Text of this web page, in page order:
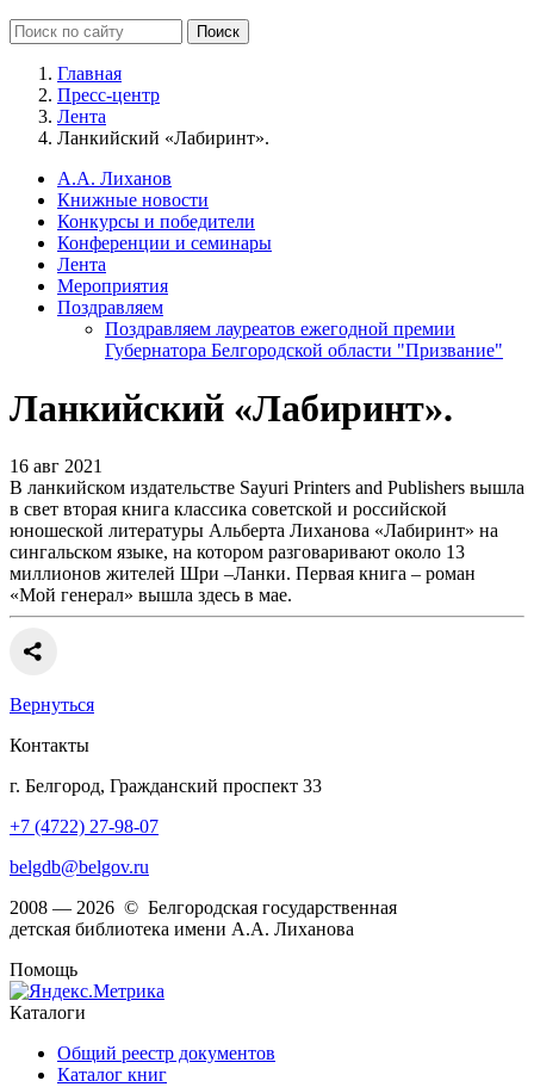
Главная
Пресс-центр
Лента
Ланкийский «Лабиринт».
А.А. Лиханов
Книжные новости
Конкурсы и победители
Конференции и семинары
Лента
Мероприятия
Поздравляем
Поздравляем лауреатов ежегодной премии
Губернатора Белгородской области "Призвание"
Ланкийский «Лабиринт».
16 авг 2021
В ланкийском издательстве Sayuri Printers and Publishers вышла
в свет вторая книга классика советской и российской
юношеской литературы Альберта Лиханова «Лабиринт» на
сингальском языке, на котором разговаривают около 13
миллионов жителей Шри –Ланки. Первая книга – роман
«Мой генерал» вышла здесь в мае.
Вернуться
Контакты
г. Белгород, Гражданский проспект 33
+7 (4722) 27-98-07
belgdb@belgov.ru
2008 — 2026 © Белгородская государственная
детская библиотека имени А.А. Лиханова
Помощь
Каталоги
Общий реестр документов
Каталог книг